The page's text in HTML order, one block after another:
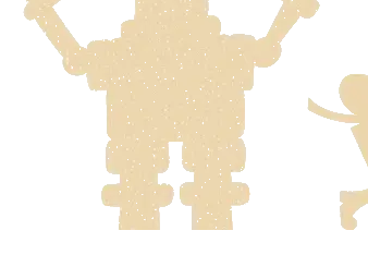
Produkter som omfattas av detta är tydligt
Fri frakt när du handlar för mer än 1500:-